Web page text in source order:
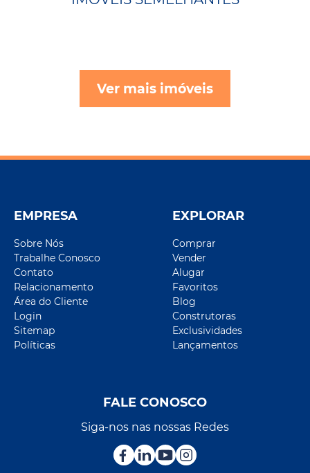
Ver mais imóveis
EMPRESA
Sobre Nós
Trabalhe Conosco
Contato
Relacionamento
Área do Cliente
Login
Sitemap
Políticas
EXPLORAR
Comprar
Vender
Alugar
Favoritos
Blog
Construtoras
Exclusividades
Lançamentos
FALE CONOSCO
Siga-nos nas nossas Redes